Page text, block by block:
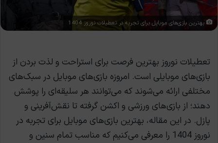
بهترین بازی‌های موبایل برای تجربه در تعطیلات نوروز 1404
تعطیلات نوروز بهترین فرصت برای استراحت و لذت بردن از
بازی‌های موبایلی است. امروزه بازی‌های موبایل در سبک‌های
مختلفی ارائه می‌شوند که می‌توانند هر سلیقه‌ای را پوشش
دهند؛ از بازی‌های ورزشی و اکشن گرفته تا نقش‌آفرینی و
پازل. در این مقاله، بهترین بازی‌های موبایل برای تجربه در
نوروز 1404 را معرفی می‌کنیم که مناسب تمام سنین و